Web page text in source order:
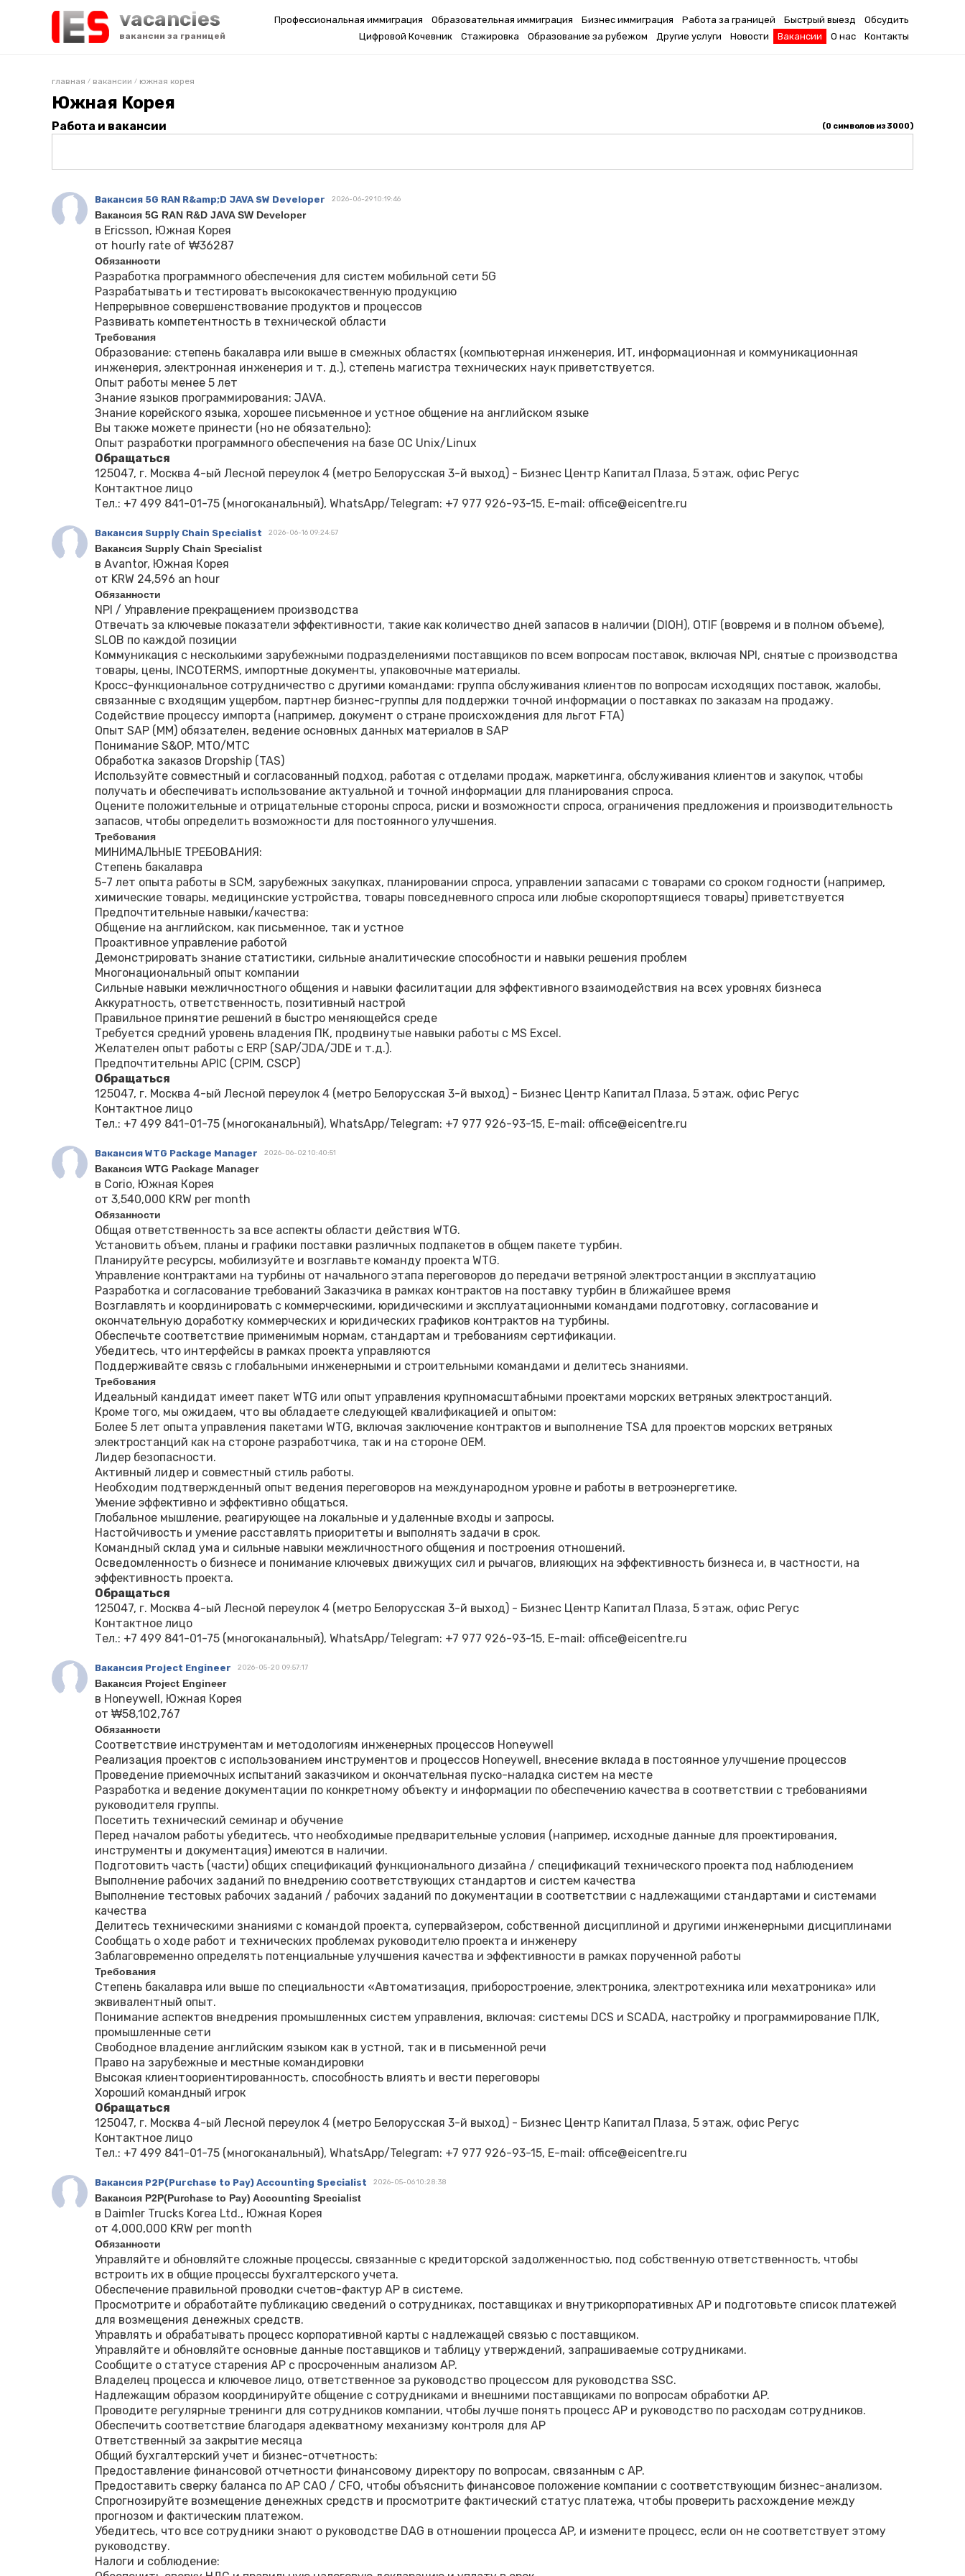
vacancies
вакансии за границей
Профессиональная иммиграция Образовательная иммиграция Бизнес иммиграция Работа за границей Быстрый выезд
Обсудить
Цифровой Кочевник
Стажировка Образование за рубежом Другие услуги Новости Вакансии О нас Контакты
главная / вакансии / южная корея
Южная Корея
Работа и вакансии (0 символов из 3000)
Вакансия 5G RAN R&amp;D JAVA SW Developer 2026-06-29 10:19:46
Вакансия 5G RAN R&D JAVA SW Developer
в Ericsson, Южная Корея
от hourly rate of ₩36287
Обязанности
Разработка программного обеспечения для систем мобильной сети 5G
Разрабатывать и тестировать высококачественную продукцию
Непрерывное совершенствование продуктов и процессов
Развивать компетентность в технической области
Требования
Образование: степень бакалавра или выше в смежных областях (компьютерная инженерия, ИТ, информационная и коммуникационная
инженерия, электронная инженерия и т. д.), степень магистра технических наук приветствуется.
Опыт работы менее 5 лет
Знание языков программирования: JAVA.
Знание корейского языка, хорошее письменное и устное общение на английском языке
Вы также можете принести (но не обязательно):
Опыт разработки программного обеспечения на базе ОС Unix/Linux
Обращаться
125047, г. Москва 4-ый Лесной переулок 4 (метро Белорусская 3-й выход) - Бизнес Центр Капитал Плаза, 5 этаж, офис Регус
Контактное лицо
Тел.: ‪‪+7 499 841-01-75‬‬ (многоканальный), WhatsApp/Telegram: ‪‪+7 977 926-93-15‬, E-mail: office@eicentre.ru
Вакансия Supply Chain Specialist 2026-06-16 09:24:57
Вакансия Supply Chain Specialist
в Avantor, Южная Корея
от KRW 24,596 an hour
Обязанности
NPI / Управление прекращением производства
Отвечать за ключевые показатели эффективности, такие как количество дней запасов в наличии (DIOH), OTIF (вовремя и в полном объеме),
SLOB по каждой позиции
Коммуникация с несколькими зарубежными подразделениями поставщиков по всем вопросам поставок, включая NPI, снятые с производства
товары, цены, INCOTERMS, импортные документы, упаковочные материалы.
Кросс-функциональное сотрудничество с другими командами: группа обслуживания клиентов по вопросам исходящих поставок, жалобы,
связанные с входящим ущербом, партнер бизнес-группы для поддержки точной информации о поставках по заказам на продажу.
Содействие процессу импорта (например, документ о стране происхождения для льгот FTA)
Опыт SAP (MM) обязателен, ведение основных данных материалов в SAP
Понимание S&OP, МТО/МТС
Обработка заказов Dropship (TAS)
Используйте совместный и согласованный подход, работая с отделами продаж, маркетинга, обслуживания клиентов и закупок, чтобы
получать и обеспечивать использование актуальной и точной информации для планирования спроса.
Оцените положительные и отрицательные стороны спроса, риски и возможности спроса, ограничения предложения и производительность
запасов, чтобы определить возможности для постоянного улучшения.
Требования
МИНИМАЛЬНЫЕ ТРЕБОВАНИЯ:
Степень бакалавра
5-7 лет опыта работы в SCM, зарубежных закупках, планировании спроса, управлении запасами с товарами со сроком годности (например,
химические товары, медицинские устройства, товары повседневного спроса или любые скоропортящиеся товары) приветствуется
Предпочтительные навыки/качества:
Общение на английском, как письменное, так и устное
Проактивное управление работой
Демонстрировать знание статистики, сильные аналитические способности и навыки решения проблем
Многонациональный опыт компании
Сильные навыки межличностного общения и навыки фасилитации для эффективного взаимодействия на всех уровнях бизнеса
Аккуратность, ответственность, позитивный настрой
Правильное принятие решений в быстро меняющейся среде
Требуется средний уровень владения ПК, продвинутые навыки работы с MS Excel.
Желателен опыт работы с ERP (SAP/JDA/JDE и т.д.).
Предпочтительны APIC (CPIM, CSCP)
Обращаться
125047, г. Москва 4-ый Лесной переулок 4 (метро Белорусская 3-й выход) - Бизнес Центр Капитал Плаза, 5 этаж, офис Регус
Контактное лицо
Тел.: ‪‪+7 499 841-01-75‬‬ (многоканальный), WhatsApp/Telegram: ‪‪+7 977 926-93-15‬, E-mail: office@eicentre.ru‬‬‬‬
Вакансия WTG Package Manager 2026-06-02 10:40:51
Вакансия WTG Package Manager
в Corio, Южная Корея
от 3,540,000 KRW per month
Обязанности
Общая ответственность за все аспекты области действия WTG.
Установить объем, планы и графики поставки различных подпакетов в общем пакете турбин.
Планируйте ресурсы, мобилизуйте и возглавьте команду проекта WTG.
Управление контрактами на турбины от начального этапа переговоров до передачи ветряной электростанции в эксплуатацию
Разработка и согласование требований Заказчика в рамках контрактов на поставку турбин в ближайшее время
Возглавлять и координировать с коммерческими, юридическими и эксплуатационными командами подготовку, согласование и
окончательную доработку коммерческих и юридических графиков контрактов на турбины.
Обеспечьте соответствие применимым нормам, стандартам и требованиям сертификации.
Убедитесь, что интерфейсы в рамках проекта управляются
Поддерживайте связь с глобальными инженерными и строительными командами и делитесь знаниями.
Требования
Идеальный кандидат имеет пакет WTG или опыт управления крупномасштабными проектами морских ветряных электростанций.
Кроме того, мы ожидаем, что вы обладаете следующей квалификацией и опытом:
Более 5 лет опыта управления пакетами WTG, включая заключение контрактов и выполнение TSA для проектов морских ветряных
электростанций как на стороне разработчика, так и на стороне OEM.
Лидер безопасности.
Активный лидер и совместный стиль работы.
Необходим подтвержденный опыт ведения переговоров на международном уровне и работы в ветроэнергетике.
Умение эффективно и эффективно общаться.
Глобальное мышление, реагирующее на локальные и удаленные входы и запросы.
Настойчивость и умение расставлять приоритеты и выполнять задачи в срок.
Командный склад ума и сильные навыки межличностного общения и построения отношений.
Осведомленность о бизнесе и понимание ключевых движущих сил и рычагов, влияющих на эффективность бизнеса и, в частности, на
эффективность проекта.
Обращаться
125047, г. Москва 4-ый Лесной переулок 4 (метро Белорусская 3-й выход) - Бизнес Центр Капитал Плаза, 5 этаж, офис Регус
Контактное лицо
Тел.: ‪‪+7 499 841-01-75‬‬ (многоканальный), WhatsApp/Telegram: ‪‪+7 977 926-93-15‬, E-mail: office@eicentre.ru‬‬‬‬
Вакансия Project Engineer 2026-05-20 09:57:17
Вакансия Project Engineer
в Honeywell, Южная Корея
от ₩58,102,767
Обязанности
Соответствие инструментам и методологиям инженерных процессов Honeywell
Реализация проектов с использованием инструментов и процессов Honeywell, внесение вклада в постоянное улучшение процессов
Проведение приемочных испытаний заказчиком и окончательная пуско-наладка систем на месте
Разработка и ведение документации по конкретному объекту и информации по обеспечению качества в соответствии с требованиями
руководителя группы.
Посетить технический семинар и обучение
Перед началом работы убедитесь, что необходимые предварительные условия (например, исходные данные для проектирования,
инструменты и документация) имеются в наличии.
Подготовить часть (части) общих спецификаций функционального дизайна / спецификаций технического проекта под наблюдением
Выполнение рабочих заданий по внедрению соответствующих стандартов и систем качества
Выполнение тестовых рабочих заданий / рабочих заданий по документации в соответствии с надлежащими стандартами и системами
качества
Делитесь техническими знаниями с командой проекта, супервайзером, собственной дисциплиной и другими инженерными дисциплинами
Сообщать о ходе работ и технических проблемах руководителю проекта и инженеру
Заблаговременно определять потенциальные улучшения качества и эффективности в рамках порученной работы
Требования
Степень бакалавра или выше по специальности «Автоматизация, приборостроение, электроника, электротехника или мехатроника» или
эквивалентный опыт.
Понимание аспектов внедрения промышленных систем управления, включая: системы DCS и SCADA, настройку и программирование ПЛК,
промышленные сети
Свободное владение английским языком как в устной, так и в письменной речи
Право на зарубежные и местные командировки
Высокая клиентоориентированность, способность влиять и вести переговоры
Хороший командный игрок
Обращаться
125047, г. Москва 4-ый Лесной переулок 4 (метро Белорусская 3-й выход) - Бизнес Центр Капитал Плаза, 5 этаж, офис Регус
Контактное лицо
Тел.: ‪‪+7 499 841-01-75‬‬ (многоканальный), WhatsApp/Telegram: ‪‪+7 977 926-93-15‬, E-mail: office@eicentre.ru‬‬‬‬
Вакансия P2P(Purchase to Pay) Accounting Specialist 2026-05-06 10:28:38
Вакансия P2P(Purchase to Pay) Accounting Specialist
в Daimler Trucks Korea Ltd., Южная Корея
от 4,000,000 KRW per month
Обязанности
Управляйте и обновляйте сложные процессы, связанные с кредиторской задолженностью, под собственную ответственность, чтобы
встроить их в общие процессы бухгалтерского учета.
Обеспечение правильной проводки счетов-фактур AP в системе.
Просмотрите и обработайте публикацию сведений о сотрудниках, поставщиках и внутрикорпоративных AP и подготовьте список платежей
для возмещения денежных средств.
Управлять и обрабатывать процесс корпоративной карты с надлежащей связью с поставщиком.
Управляйте и обновляйте основные данные поставщиков и таблицу утверждений, запрашиваемые сотрудниками.
Сообщите о статусе старения AP с просроченным анализом AP.
Владелец процесса и ключевое лицо, ответственное за руководство процессом для руководства SSC.
Надлежащим образом координируйте общение с сотрудниками и внешними поставщиками по вопросам обработки AP.
Проводите регулярные тренинги для сотрудников компании, чтобы лучше понять процесс AP и руководство по расходам сотрудников.
Обеспечить соответствие благодаря адекватному механизму контроля для AP
Ответственный за закрытие месяца
Общий бухгалтерский учет и бизнес-отчетность:
Предоставление финансовой отчетности финансовому директору по вопросам, связанным с AP.
Предоставить сверку баланса по AP CAO / CFO, чтобы объяснить финансовое положение компании с соответствующим бизнес-анализом.
Спрогнозируйте возмещение денежных средств и просмотрите фактический статус платежа, чтобы проверить расхождение между
прогнозом и фактическим платежом.
Убедитесь, что все сотрудники знают о руководстве DAG в отношении процесса AP, и измените процесс, если он не соответствует этому
руководству.
Налоги и соблюдение: